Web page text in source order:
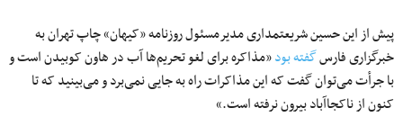
پیش از این حسین شریعتمداری مدیرمسئول روزنامه «کیهان» چاپ تهران به
خبرگزاری فارسگفته بود«مذاکره برای لغو تحریم‌ها آب در ‌هاون کوبیدن است و
با جرأت می‌توان گفت که این مذاکرات راه به جایی نمی‌برد و می‌بینید که تا
کنون از ناکجاآباد بیرون نرفته است.»